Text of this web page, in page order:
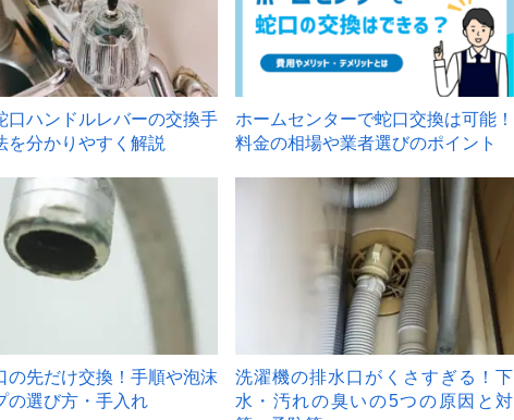
口ハンドルレバーの交換手
を分かりやすく解説
ホームセンターで蛇口交換は可能！
料金の相場や業者選びのポイント
の先だけ交換！手順や泡沫
の選び方・手入れ
洗濯機の排水口がくさすぎる！下
水・汚れの臭いの5つの原因と対